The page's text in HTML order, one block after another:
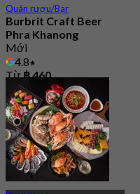
Quán rượu/Bar
Burbrit Craft Beer
Phra Khanong
Mới
4.8
Từ฿ 460